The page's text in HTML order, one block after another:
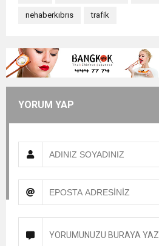
nehaberkıbrıs trafik
YORUM YAP